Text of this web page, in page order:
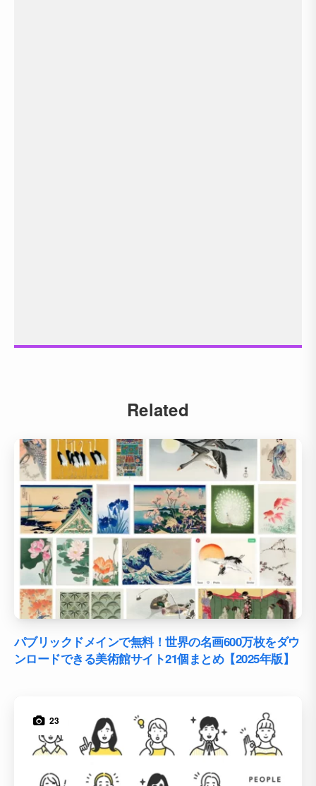
Related
パブリックドメインで無料！世界の名画600万枚をダウ
ンロードできる美術館サイト21個まとめ【2025年版】
23